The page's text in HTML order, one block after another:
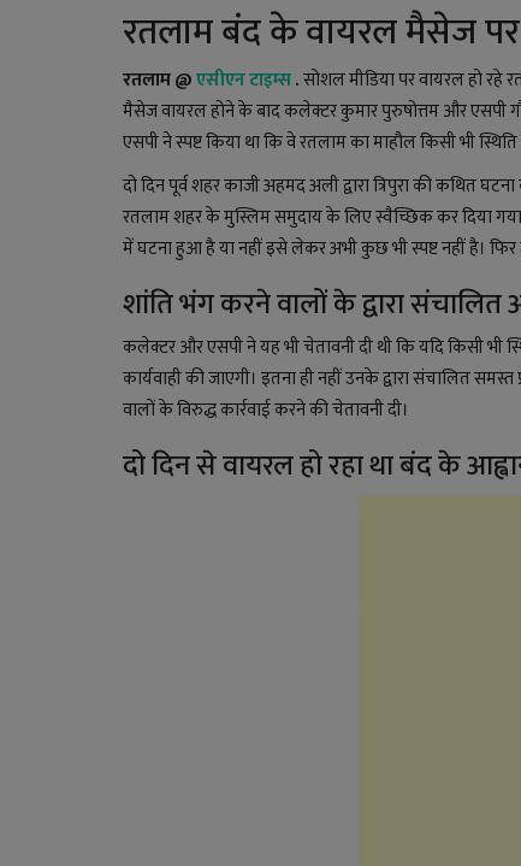
रतलाम बंद के वायरल मैसेज पर
रतलाम @एसीएन टाइम्स.सोशल मीडिया पर वायरल हो रहे
मैसेज वायरल होने के बाद कलेक्टर कुमार पुरुषोत्तम और एसपी
एसपी ने स्पष्ट किया था कि वे रतलाम का माहौल किसी भी
दो दिन पूर्व शहर काजी अहमद अली द्वारा त्रिपुरा की कथित
रतलाम शहर के मुस्लिम समुदाय के लिए स्वैच्छिक कर दिया गया
में घटना हुआ है या नहीं इसे लेकर अभी कुछ भी स्पष्ट नहीं है।
शांति भंग करने वालों के द्वारा संचालित
कलेक्टर और एसपी ने यह भी चेतावनी दी थी कि यदि किसी भी
कार्यवाही की जाएगी। इतना ही नहीं उनके द्वारा संचालित
वालों के विरुद्ध कार्रवाई करने की चेतावनी दी।
दो दिन से वायरल हो रहा था बंद के